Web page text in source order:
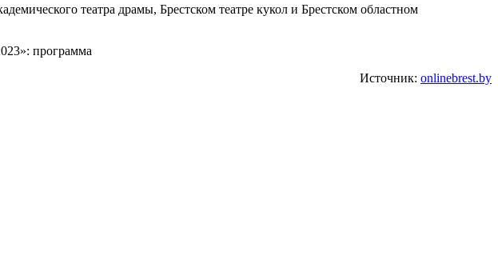
театра драмы, Брестском театре кукол и Брестском областном
программа
Источник: onlinebrest.by